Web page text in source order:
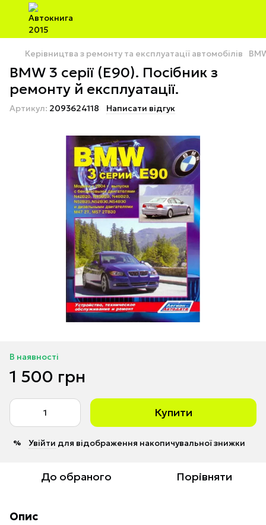
Керівництва з ремонту та експлуатації автомобілів
BMW 3 серії (E90). Посібник з
ремонту й експлуатації.
Артикул: 2093624118 Написати відгук
В наявності
1 500 грн
Купити
% Увійти для відображення накопичувальної знижки
До обраного Порівняти
Опис